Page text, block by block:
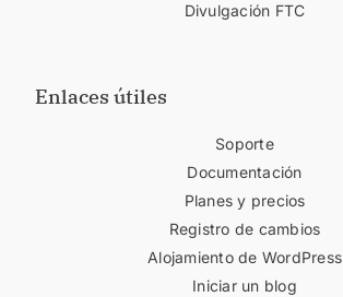
Divulgación FTC
Enlaces útiles
Soporte
Documentación
Planes y precios
Registro de cambios
Alojamiento de WordPress
Iniciar un blog